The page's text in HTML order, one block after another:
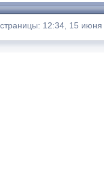
12:34, 15